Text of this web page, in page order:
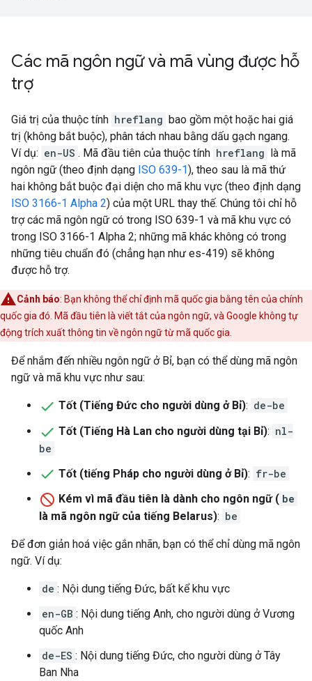
Các mã ngôn ngữ và mã vùng được hỗ
trợ
Giá trị của thuộc tính hreflang bao gồm một hoặc hai giá
trị (không bắt buộc), phân tách nhau bằng dấu gạch ngang.
Ví dụ: en-US . Mã đầu tiên của thuộc tính hreflang là mã
ngôn ngữ (theo định dạng ISO 639-1), theo sau là mã thứ
hai không bắt buộc đại diện cho mã khu vực (theo định dạng
ISO 3166-1 Alpha 2) của một URL thay thế. Chúng tôi chỉ hỗ
trợ các mã ngôn ngữ có trong ISO 639-1 và mã khu vực có
trong ISO 3166-1 Alpha 2; những mã khác không có trong
những tiêu chuẩn đó (chẳng hạn như es-419) sẽ không
được hỗ trợ.
Cảnh báo: Bạn không thể chỉ định mã quốc gia bằng tên của chính
quốc gia đó. Mã đầu tiên là viết tắt của ngôn ngữ, và Google không tự
động trích xuất thông tin về ngôn ngữ từ mã quốc gia.
Để nhắm đến nhiều ngôn ngữ ở Bỉ, bạn có thể dùng mã ngôn
ngữ và mã khu vực như sau:
Tốt (Tiếng Đức cho người dùng ở Bỉ): de-be
Tốt (Tiếng Hà Lan cho người dùng tại Bỉ): nl-
be
Tốt (tiếng Pháp cho người dùng ở Bỉ): fr-be
Kém vì mã đầu tiên là dành cho ngôn ngữ ( be
là mã ngôn ngữ của tiếng Belarus): be
Để đơn giản hoá việc gắn nhãn, bạn có thể chỉ dùng mã ngôn
ngữ. Ví dụ:
de : Nội dung tiếng Đức, bất kể khu vực
en-GB : Nội dung tiếng Anh, cho người dùng ở Vương
quốc Anh
de-ES : Nội dung tiếng Đức, cho người dùng ở Tây
Ban Nha